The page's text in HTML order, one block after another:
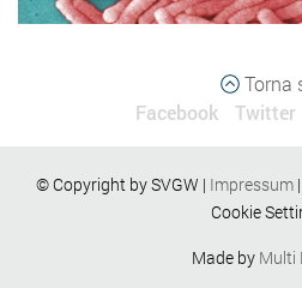
Torna
Facebook
Twitter
© Copyright by SVGW | Impressum |
Cookie
Made by Multi